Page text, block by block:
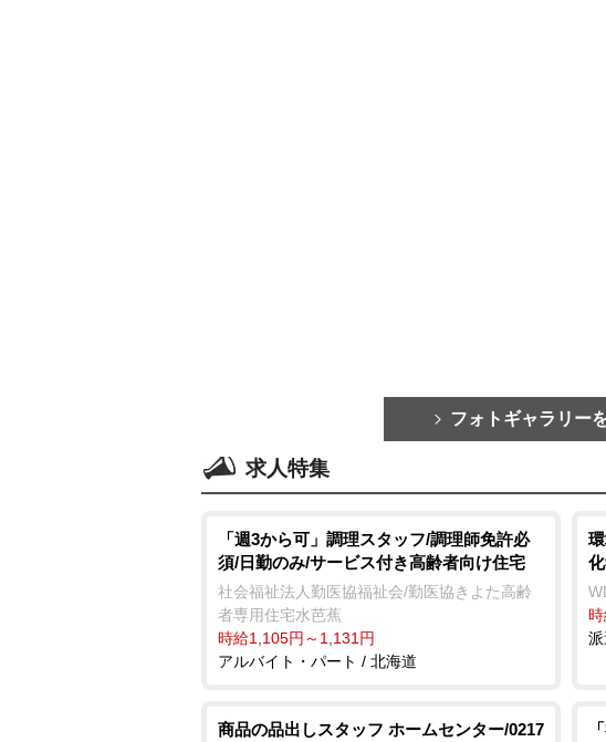
フォトギャラリー
求人特集
「週3から可」調理スタッフ/調理師免許必
須/日勤のみ/サービス付き高齢者向け住宅
社会福祉法人勤医協福祉会/勤医協きよた高齢
者専用住宅水芭蕉
時給1,105円～1,131円
アルバイト・パート / 北海道
商品の品出しスタッフ ホームセンター/0217